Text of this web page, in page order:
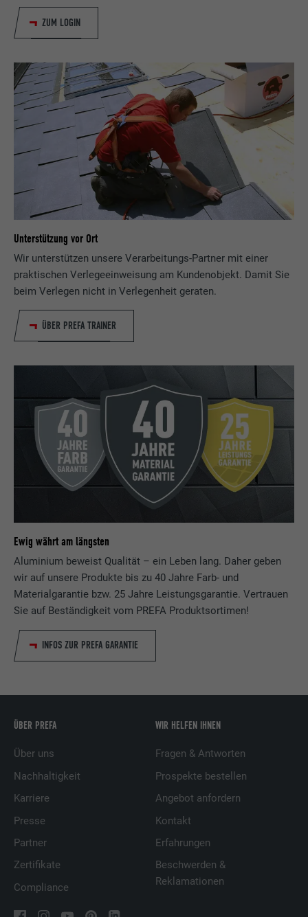
ZUM LOGIN
Unterstützung vor Ort
Wir unterstützen unsere Verarbeitungs-Partner mit einer
praktischen Verlegeeinweisung am Kundenobjekt. Damit Sie
beim Verlegen nicht in Verlegenheit geraten.
ÜBER PREFA TRAINER
Ewig währt am längsten
Aluminium beweist Qualität – ein Leben lang. Daher geben
wir auf unsere Produkte bis zu 40 Jahre Farb- und
Materialgarantie bzw. 25 Jahre Leistungsgarantie. Vertrauen
Sie auf Beständigkeit vom PREFA Produktsortimen!
INFOS ZUR PREFA GARANTIE
ÜBER PREFA
Über uns
Nachhaltigkeit
Karriere
Presse
Partner
Zertifikate
Compliance
WIR HELFEN IHNEN
Fragen & Antworten
Prospekte bestellen
Angebot anfordern
Kontakt
Erfahrungen
Beschwerden &
Reklamationen